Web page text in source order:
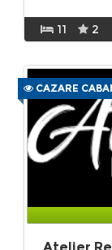
11 2
CAZARE